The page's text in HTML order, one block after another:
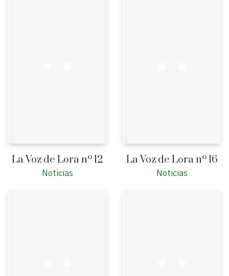
La Voz de Lora nº 12
Noticias
La Voz de Lora nº 16
Noticias